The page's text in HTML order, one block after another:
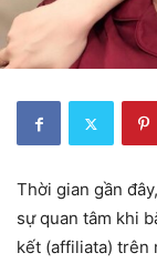
Thời gian gần
sự quan tâm khi
kết (affiliata) trên